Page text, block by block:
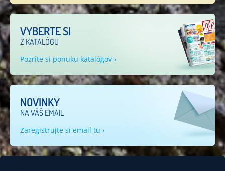
VYBERTE SI
Z KATALÓGU
Pozrite si ponuku katalógov ›
NOVINKY
NA VÁŠ EMAIL
Zaregistrujte si email tu ›